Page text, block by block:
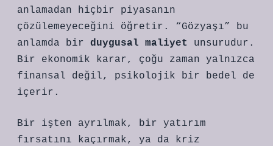
anlamadan hiçbir piyasanın
çözülemeyeceğini öğretir. “Gözyaşı” bu
anlamda bir duygusal maliyet
unsurudur.
Bir ekonomik karar, çoğu zaman yalnızca
finansal değil, psikolojik bir bedel de
içerir.
Bir işten ayrılmak, bir yatırım
fırsatını kaçırmak, ya da kriz